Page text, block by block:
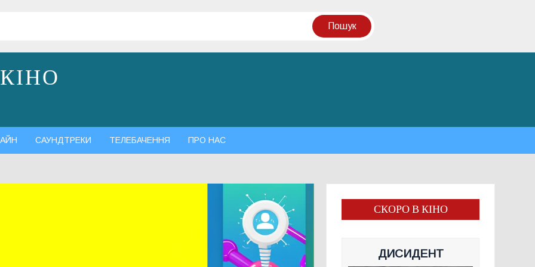
САУНДТРЕКИ ТЕЛЕБАЧЕННЯ ПРО НАС
СКОРО В КІНО
ДИСИДЕНТ